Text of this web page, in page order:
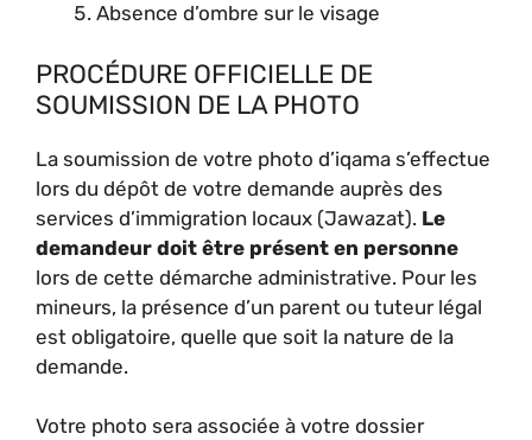
Absence d’ombre sur le visage
PROCÉDURE OFFICIELLE DE
SOUMISSION DE LA PHOTO
La soumission de votre photo d’iqama s’effectue
lors du dépôt de votre demande auprès des
services d’immigration locaux (Jawazat). Le
demandeur doit être présent en personne
lors de cette démarche administrative. Pour les
mineurs, la présence d’un parent ou tuteur légal
est obligatoire, quelle que soit la nature de la
demande.
Votre photo sera associée à votre dossier